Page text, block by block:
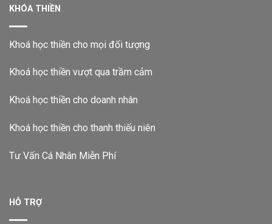
KHÓA THIỀN
Khoá học thiền cho mọi đối tượng
Khoá học thiền vượt qua trầm cảm
Khoá học thiền cho doanh nhân
Khoá học thiền cho thanh thiếu niên
Tư Vấn Cá Nhân Miễn Phí
HỖ TRỢ